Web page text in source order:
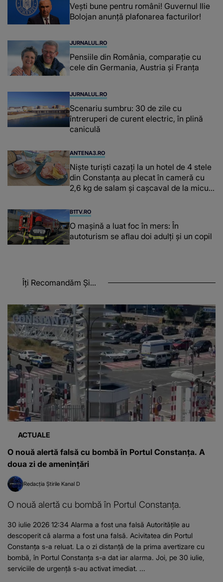
Vești bune pentru români! Guvernul Ilie
Bolojan anunță plafonarea facturilor!
JURNALUL.RO
Pensiile din România, comparație cu
cele din Germania, Austria și Franța
JURNALUL.RO
Scenariu sumbru: 30 de zile cu
întreruperi de curent electric, în plină
caniculă
ANTENA3.RO
Niște turiști cazați la un hotel de 4 stele
din Constanța au plecat în cameră cu
2,6 kg de salam și cașcaval de la micul
B1TV.RO
O maşină a luat foc în mers: În
autoturism se aflau doi adulți și un copil
Îți Recomandăm Și...
ACTUALE
O nouă alertă falsă cu bombă în Portul Constanța. A
doua zi de amenințări
Redacția Știrile Kanal D
O nouă alertă cu bombă în Portul Constanța.
30 iulie 2026 12:34 Alarma a fost una falsă Autoritățile au
descoperit că alarma a fost una falsă. Acivitatea din Portul
Constanța s-a reluat. La o zi distanță de la prima avertizare cu
bombă, în Portul Constanța s-a dat iar alarma. Joi, pe 30 iulie,
serviciile de urgență s-au activat imediat. ...